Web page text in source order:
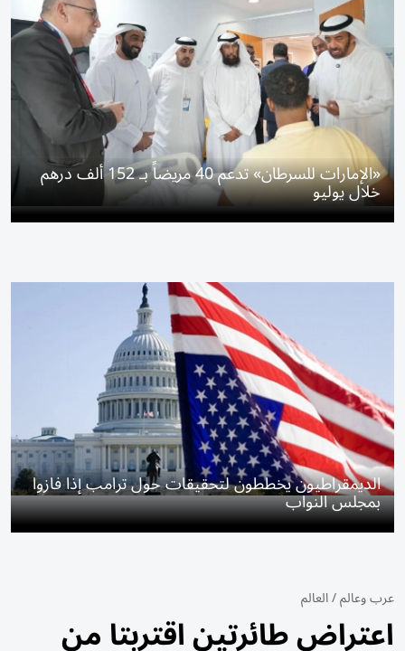
«الإمارات للسرطان» تدعم 40 مريضاً بـ 152 ألف درهم
خلال يوليو
الديمقراطيون يخططون لتحقيقات حول ترامب إذا فازوا
بمجلس النواب
عرب وعالم/العالم
اعتراض طائرتين اقتربتا من